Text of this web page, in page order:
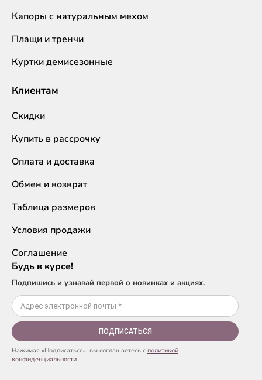
Капоры с натуральным мехом
Плащи и тренчи
Куртки демисезонные
Клиентам
Скидки
Купить в рассрочку
Оплата и доставка
Обмен и возврат
Таблица размеров
Условия продажи
Соглашение
Будь в курсе!
Подпишись и узнавай первой о новинках и акциях.
ПОДПИСАТЬСЯ
Нажимая «Подписаться», вы соглашаетесь с политикой
конфиденциальности